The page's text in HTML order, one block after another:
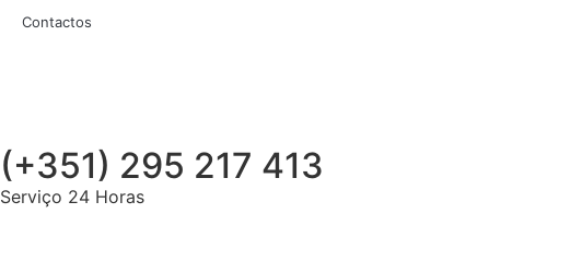
Contactos
(+351) 295 217 413
Serviço 24 Horas